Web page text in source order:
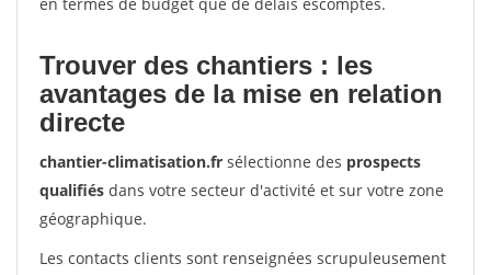
Trouver des chantiers : les
avantages de la mise en relation
directe
chantier-climatisation.fr sélectionne des prospects
qualifiés dans votre secteur d'activité et sur votre zone
géographique.
Les contacts clients sont renseignées scrupuleusement